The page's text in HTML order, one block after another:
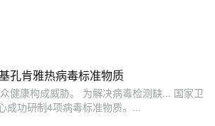
孔肯雅热病毒标准物质
健康构成威胁。 为解决病毒检测缺... 国家卫
成功研制4项病毒标准物质。...